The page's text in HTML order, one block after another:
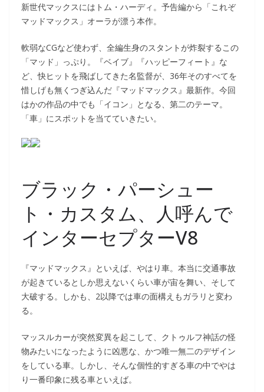
新世代マックスにはトム・ハーディ。予告編から「これぞ
マッドマックス」オーラが漂う本作。
軟弱なCGなど使わず、全編生身のスタントが炸裂するこの
「マッド」っぷり。『ベイブ』『ハッピーフィート』な
ど、快ヒットを飛ばしてきた名監督が、36年そのすべてを
惜しげも無くつぎ込んだ『マッドマックス』最新作。今回
はかの作品の中でも「イコン」となる、第二のテーマ。
「車」にスポットを当てていきたい。
ブラック・パーシュー
ト・カスタム、人呼んで
インターセプターV8
『マッドマックス』といえば、やはり車。本当に交通事故
が起きているとしか思えないくらい車が宙を舞い、そして
大破する。しかも、2以降では車の面構えもガラリと変わ
る。
マッスルカーが突然変異を起こして、クトゥルフ神話の怪
物みたいになったように凶悪な、かつ唯一無二のデザイン
をしている車。しかし、そんな個性的すぎる車の中でやは
り一番印象に残る車といえば。